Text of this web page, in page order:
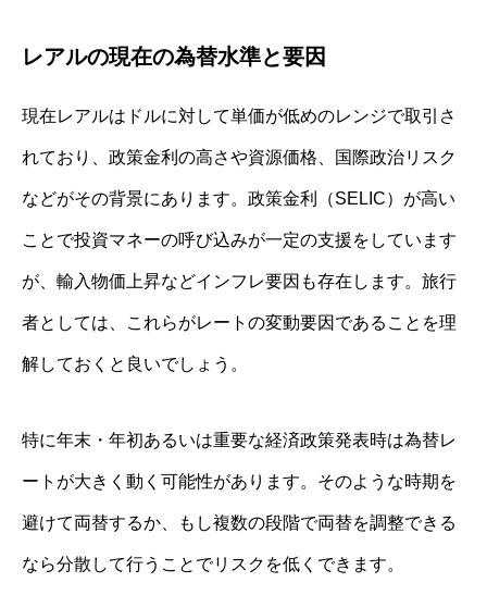
レアルの現在の為替水準と要因
現在レアルはドルに対して単価が低めのレンジで取引さ
れており、政策金利の高さや資源価格、国際政治リスク
などがその背景にあります。政策金利（SELIC）が高い
ことで投資マネーの呼び込みが一定の支援をしています
が、輸入物価上昇などインフレ要因も存在します。旅行
者としては、これらがレートの変動要因であることを理
解しておくと良いでしょう。
特に年末・年初あるいは重要な経済政策発表時は為替レ
ートが大きく動く可能性があります。そのような時期を
避けて両替するか、もし複数の段階で両替を調整できる
なら分散して行うことでリスクを低くできます。